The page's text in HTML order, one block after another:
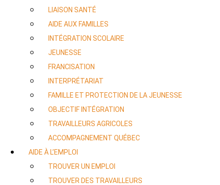
LIAISON SANTÉ
AIDE AUX FAMILLES
INTÉGRATION SCOLAIRE
JEUNESSE
FRANCISATION
INTERPRÉTARIAT
FAMILLE ET PROTECTION DE LA JEUNESSE
OBJECTIF INTÉGRATION
TRAVAILLEURS AGRICOLES
ACCOMPAGNEMENT QUÉBEC
AIDE À L’EMPLOI
TROUVER UN EMPLOI
TROUVER DES TRAVAILLEURS